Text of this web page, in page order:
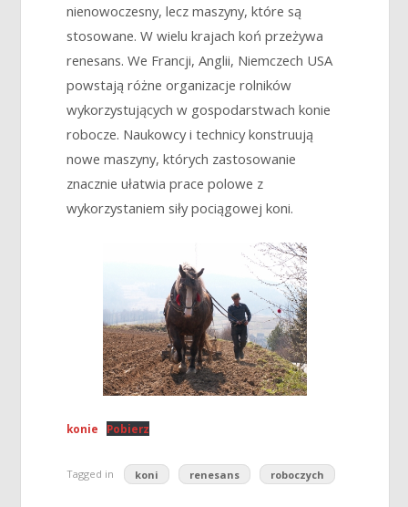
nienowoczesny, lecz maszyny, które są
stosowane. W wielu krajach koń przeżywa
renesans. We Francji, Anglii, Niemczech USA
powstają różne organizacje rolników
wykorzystujących w gospodarstwach konie
robocze. Naukowcy i technicy konstruują
nowe maszyny, których zastosowanie
znacznie ułatwia prace polowe z
wykorzystaniem siły pociągowej koni.
konie Pobierz
Tagged in koni renesans roboczych